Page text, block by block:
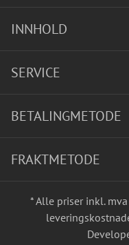
INNHOLD
SERVICE
BETALINGMETODE
FRAKTMETODE
* Alle priser inkl.